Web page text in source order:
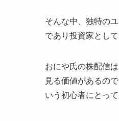
そんな中、独特の
であり投資家とし
おにや氏の株配信
見る価値があるの
いう初心者にとっ